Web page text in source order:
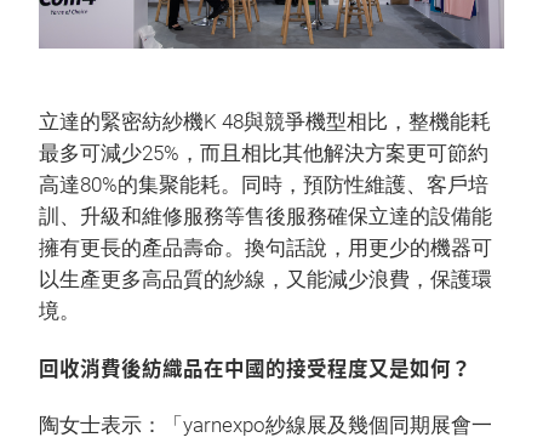
立達的緊密紡紗機K 48與競爭機型相比，整機能耗
最多可減少25%，而且相比其他解決方案更可節約
高達80%的集聚能耗。同時，預防性維護、客戶培
訓、升級和維修服務等售後服務確保立達的設備能
擁有更長的產品壽命。換句話說，用更少的機器可
以生產更多高品質的紗線，又能減少浪費，保護環
境。
回收消費後紡織品在中國的接受程度又是如何？
陶女士表示：「yarnexpo紗線展及幾個同期展會一